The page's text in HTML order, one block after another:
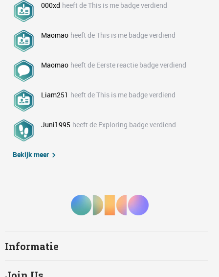
000xd heeft de This is me badge verdiend
Maomao heeft de This is me badge verdiend
Maomao heeft de Eerste reactie badge verdiend
Liam251 heeft de This is me badge verdiend
Juni1995 heeft de Exploring badge verdiend
Bekijk meer
Informatie